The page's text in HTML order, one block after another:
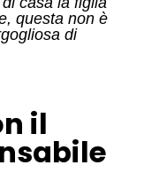
questa non è
di
il